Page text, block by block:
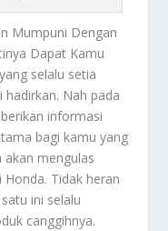
Mumpuni Dengan
Dapat Kamu
selalu setia
Nah pada
informasi
bagi kamu yang
mengulas
Tidak heran
ini selalu
canggihnya.